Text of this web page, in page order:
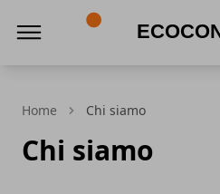
Home Chi siamo
Chi siamo